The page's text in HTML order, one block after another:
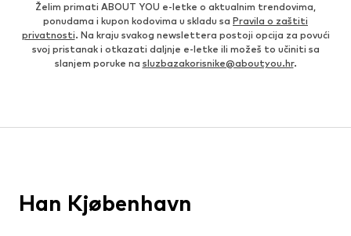
Želim primati ABOUT YOU e-letke o aktualnim trendovima,
ponudama i kupon kodovima u skladu sa Pravila o zaštiti
privatnosti. Na kraju svakog newslettera postoji opcija za povući
svoj pristanak i otkazati daljnje e-letke ili možeš to učiniti sa
slanjem poruke na sluzbazakorisnike@aboutyou.hr.
Han Kjøbenhavn